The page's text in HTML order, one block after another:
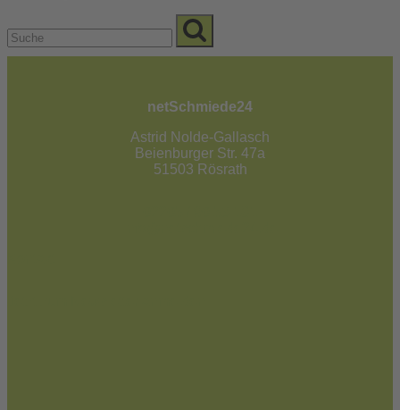
netSchmiede24
Astrid Nolde-Gallasch
Beienburger Str. 47a
51503 Rösrath